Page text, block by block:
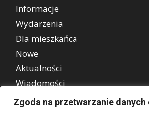
Zgoda na przetwarzanie danych
Informacje
Wydarzenia
Dla mieszkańca
Nowe
Aktualności
Wiadomości
REKLAMA